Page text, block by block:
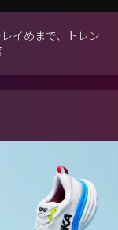
イめまで、トレン